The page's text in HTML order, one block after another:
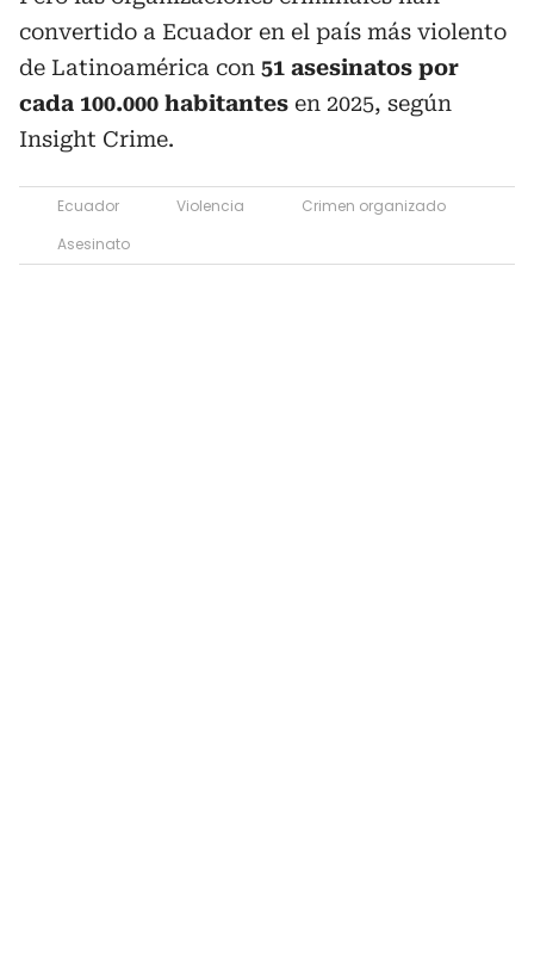
convertido a Ecuador en el país más violento
de Latinoamérica con 51 asesinatos por
cada 100.000 habitantes en 2025, según
Insight Crime.
Ecuador Violencia
Crimen organizado
Asesinato